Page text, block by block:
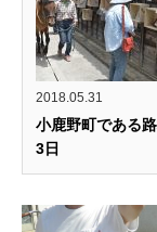
2018.05.31
小鹿野町である
3日